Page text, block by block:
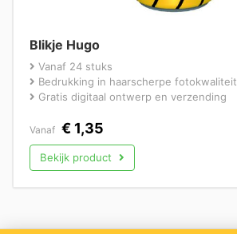
Blikje Hugo
Vanaf 24 stuks
Bedrukking in haarscherpe fotokwaliteit
Gratis digitaal ontwerp en verzending
Vanaf € 1,35
Bekijk product